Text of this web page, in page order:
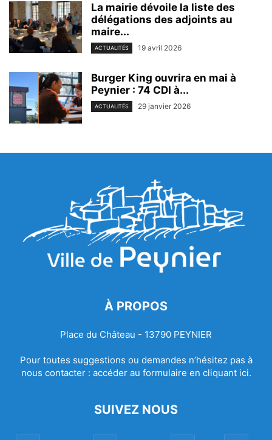
La mairie dévoile la liste des
délégations des adjoints au
maire...
ACTUALITÉS 19 avril 2026
Burger King ouvrira en mai à
Peynier : 74 CDI à...
ACTUALITÉS 29 janvier 2026
À PROPOS
Place du Château - 13790 PEYNIER
Pour toutes suggestions ou demandes n’hésitez pas à
nous contacter : accéder au formulaire en cliquant ici.
SUIVEZ NOUS